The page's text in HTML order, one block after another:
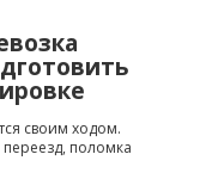
своим ходом.
поломка